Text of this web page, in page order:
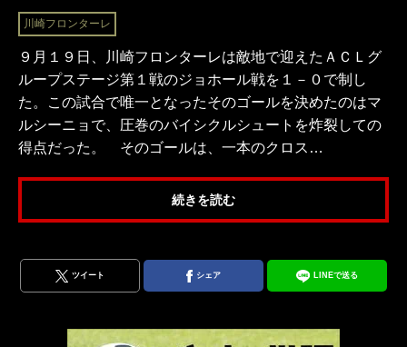
川崎フロンターレ
９月１９日、川崎フロンターレは敵地で迎えたＡＣＬグ
ループステージ第１戦のジョホール戦を１－０で制し
た。この試合で唯一となったそのゴールを決めたのはマ
ルシーニョで、圧巻のバイシクルシュートを炸裂しての
得点だった。 そのゴールは、一本のクロス…
続きを読む
ツイート シェア LINEで送る